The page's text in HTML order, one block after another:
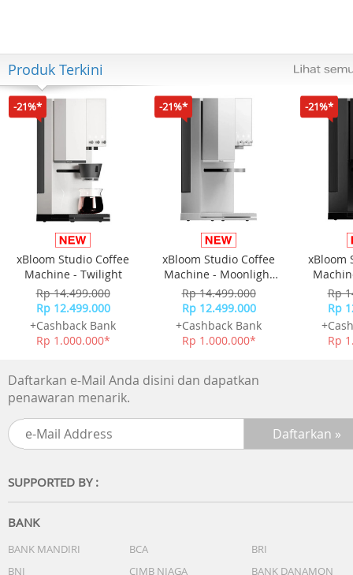
Produk Terkini
-21%*
xBloom Studio Coffee
Machine - Twilight
Rp 14.499.000
Rp 12.499.000
+Cashback Bank
Rp 1.000.000*
-21%*
xBloom Studio Coffee
Machine - Moonlight
White
Rp 14.499.000
Rp 12.499.000
+Cashback Bank
Rp 1.000.000*
-21%*
xBloom
Rp
Rp
Rp
Daftarkan e-Mail Anda disini dan dapatkan
penawaran menarik.
SUPPORTED BY :
BANK
BANK MANDIRI BCA
BRI
BNI
CIMB NIAGA
BANK DANAMON